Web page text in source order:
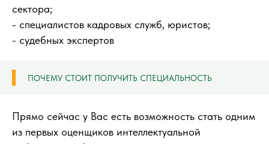
сектора;
- специалистов кадровых служб, юристов;
- судебных экспертов
ПОЧЕМУ СТОИТ ПОЛУЧИТЬ СПЕЦИАЛЬНОСТЬ
Прямо сейчас у Вас есть возможность стать одним
из первых оценщиков интеллектуальной